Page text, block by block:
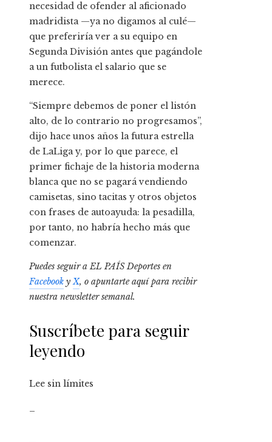
necesidad de ofender al aficionado
madridista —ya no digamos al culé—
que preferiría ver a su equipo en
Segunda División antes que pagándole
a un futbolista el salario que se
merece.
“Siempre debemos de poner el listón
alto, de lo contrario no progresamos”,
dijo hace unos años la futura estrella
de LaLiga y, por lo que parece, el
primer fichaje de la historia moderna
blanca que no se pagará vendiendo
camisetas, sino tacitas y otros objetos
con frases de autoayuda: la pesadilla,
por tanto, no habría hecho más que
comenzar.
Puedes seguir a EL PAÍS Deportes en
Facebook yX, o apuntarte aquí para recibir
nuestra newsletter semanal.
Suscríbete para seguir
leyendo
Lee sin límites